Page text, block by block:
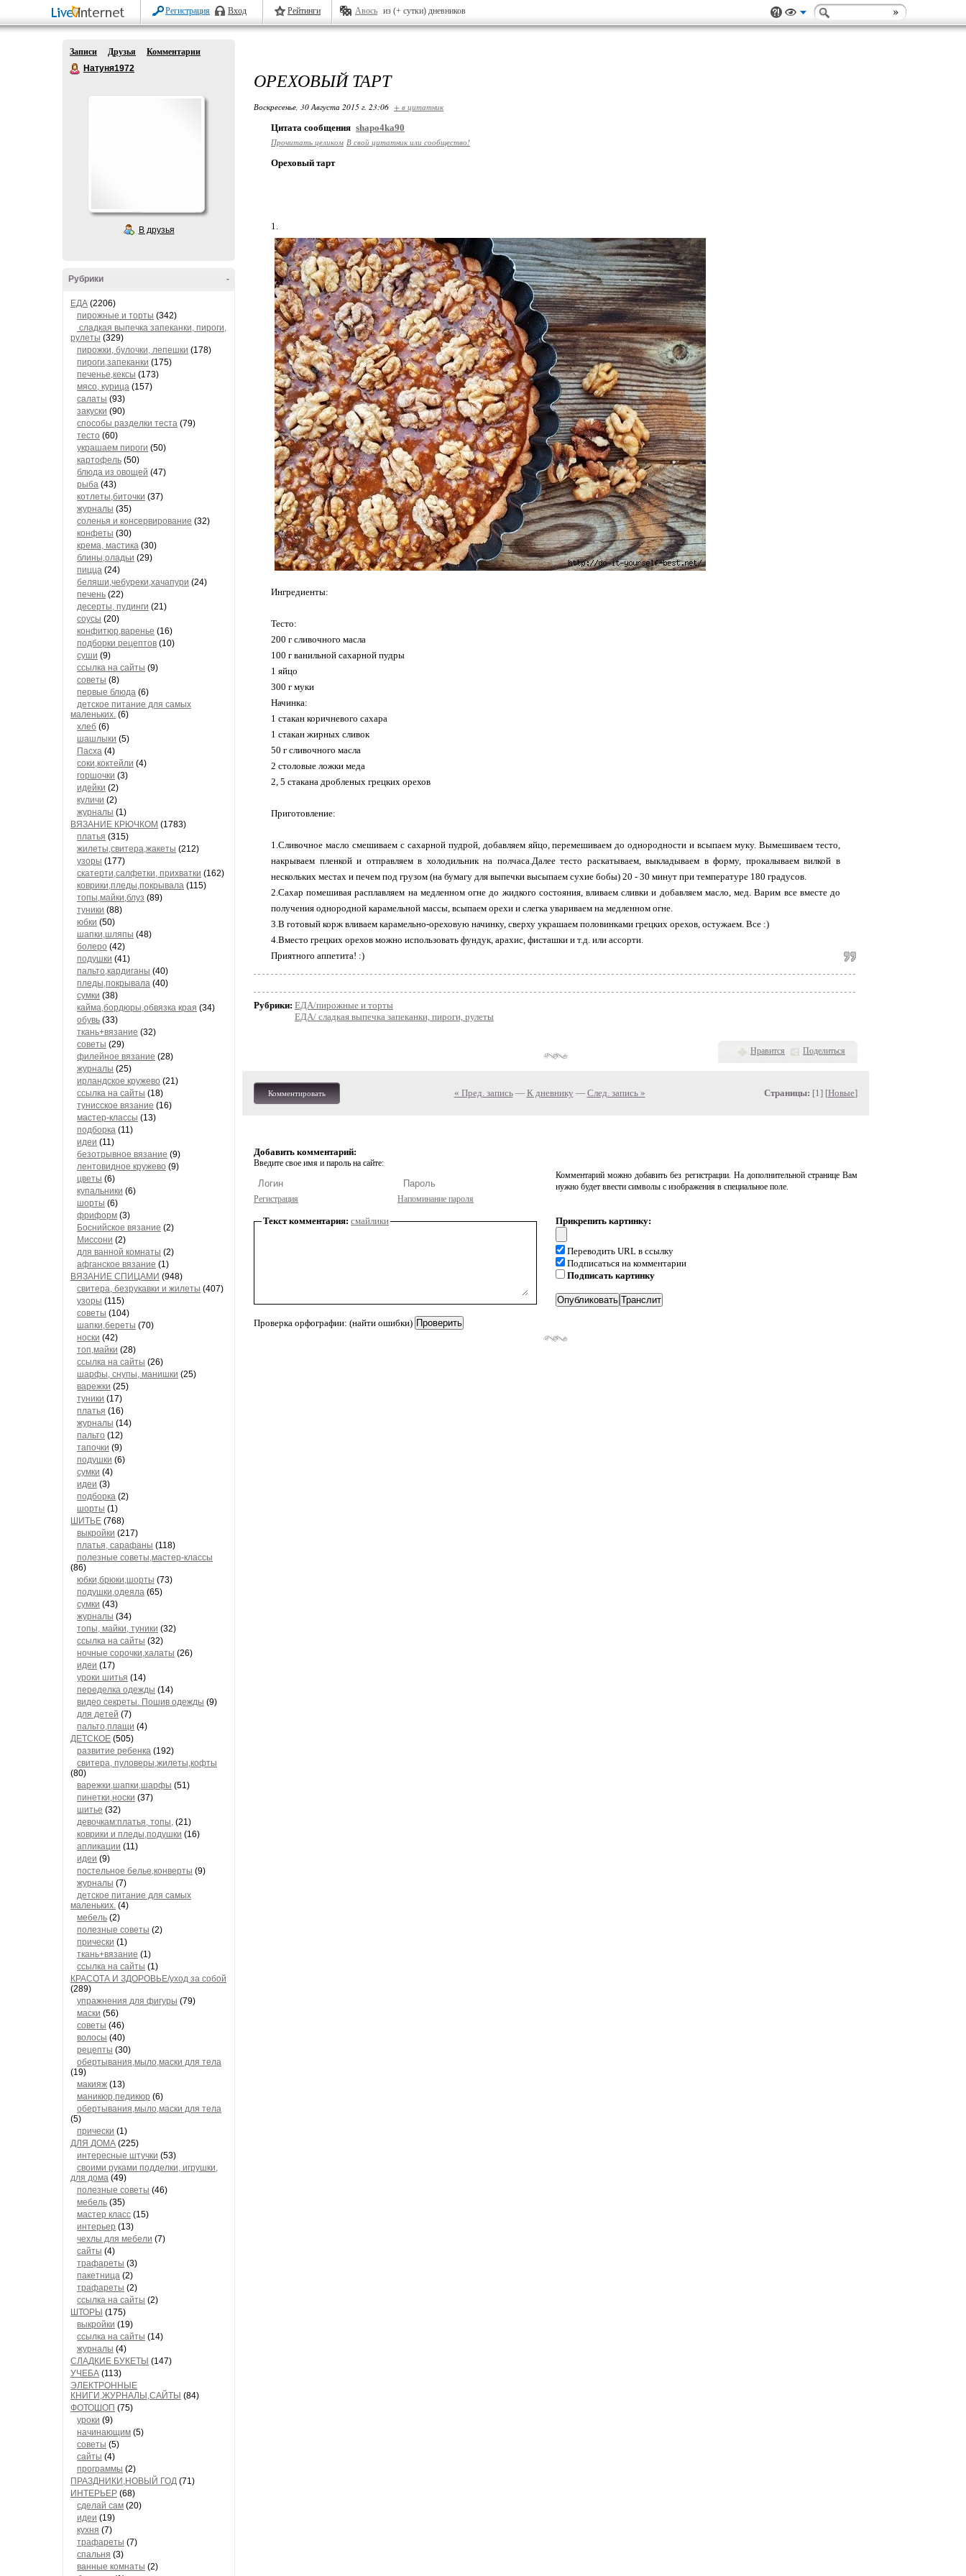
Регистрация Вход Рейтинги Авось из (+ сутки) дневников
Записи Друзья
Комментарии
Натуня1972
В друзья
-
Рубрики
ЕДА (2206)
пирожные и торты (342)
сладкая выпечка запеканки, пироги,
рулеты (329)
пирожки, булочки, лепешки (178)
пироги,запеканки (175)
печенье,кексы (173)
мясо, курица (157)
салаты (93)
закуски (90)
способы разделки теста (79)
тесто (60)
украшаем пироги (50)
картофель (50)
блюда из овощей (47)
рыба (43)
котлеты,биточки (37)
журналы (35)
соленья и консервирование (32)
конфеты (30)
крема, мастика (30)
блины,оладьи (29)
пицца (24)
беляши,чебуреки,хачапури (24)
печень (22)
десерты, пудинги (21)
соусы (20)
конфитюр,варенье (16)
подборки рецептов (10)
суши (9)
ссылка на сайты (9)
советы (8)
первые блюда (6)
детское питание для самых
маленьких. (6)
хлеб (6)
шашлыки (5)
Пасха (4)
соки,коктейли (4)
горшочки (3)
идейки (2)
куличи (2)
журналы (1)
ВЯЗАНИЕ КРЮЧКОМ (1783)
платья (315)
жилеты,свитера,жакеты (212)
узоры (177)
скатерти,салфетки, прихватки (162)
коврики,пледы,покрывала (115)
топы,майки,блуз (89)
туники (88)
юбки (50)
шапки,шляпы (48)
болеро (42)
подушки (41)
пальто,кардиганы (40)
пледы,покрывала (40)
сумки (38)
кайма,бордюры,обвязка края (34)
обувь (33)
ткань+вязание (32)
советы (29)
филейное вязание (28)
журналы (25)
ирландское кружево (21)
ссылка на сайты (18)
тунисское вязание (16)
мастер-классы (13)
подборка (11)
идеи (11)
безотрывное вязание (9)
лентовидное кружево (9)
цветы (6)
купальники (6)
шорты (6)
фриформ (3)
Боснийское вязание (2)
Миссони (2)
для ванной комнаты (2)
афганское вязание (1)
ВЯЗАНИЕ СПИЦАМИ (948)
свитера, безрукавки и жилеты (407)
узоры (115)
советы (104)
шапки,береты (70)
носки (42)
топ,майки (28)
ссылка на сайты (26)
шарфы, снупы, манишки (25)
варежки (25)
туники (17)
платья (16)
журналы (14)
пальто (12)
тапочки (9)
подушки (6)
сумки (4)
идеи (3)
подборка (2)
шорты (1)
ШИТЬЕ (768)
выкройки (217)
платья, сарафаны (118)
полезные советы,мастер-классы
(86)
юбки,брюки,шорты (73)
подушки,одеяла (65)
сумки (43)
журналы (34)
топы, майки, туники (32)
ссылка на сайты (32)
ночные сорочки,халаты (26)
идеи (17)
уроки шитья (14)
переделка одежды (14)
видео секреты. Пошив одежды (9)
для детей (7)
пальто,плащи (4)
ДЕТСКОЕ (505)
развитие ребенка (192)
свитера, пуловеры,жилеты,кофты
(80)
варежки,шапки,шарфы (51)
пинетки,носки (37)
шитье (32)
девочкам:платья, топы, (21)
коврики и пледы,подушки (16)
апликации (11)
идеи (9)
постельное белье,конверты (9)
журналы (7)
детское питание для самых
маленьких. (4)
мебель (2)
полезные советы (2)
прически (1)
ткань+вязание (1)
ссылка на сайты (1)
КРАСОТА И ЗДОРОВЬЕ/уход за собой
(289)
упражнения для фигуры (79)
маски (56)
советы (46)
волосы (40)
рецепты (30)
обертывания,мыло,маски для тела
(19)
макияж (13)
маникюр,педикюр (6)
обертывания,мыло,маски для тела
(5)
прически (1)
ДЛЯ ДОМА (225)
интересные штучки (53)
своими руками подделки, игрушки,
для дома (49)
полезные советы (46)
мебель (35)
мастер класс (15)
интерьер (13)
чехлы для мебели (7)
сайты (4)
трафареты (3)
пакетница (2)
трафареты (2)
ссылка на сайты (2)
ШТОРЫ (175)
выкройки (19)
ссылка на сайты (14)
журналы (4)
СЛАДКИЕ БУКЕТЫ (147)
УЧЕБА (113)
ЭЛЕКТРОННЫЕ
КНИГИ,ЖУРНАЛЫ,САЙТЫ (84)
ФОТОШОП (75)
уроки (9)
начинающим (5)
советы (5)
сайты (4)
программы (2)
ПРАЗДНИКИ,НОВЫЙ ГОД (71)
ИНТЕРЬЕР (68)
сделай сам (20)
идеи (19)
кухня (7)
трафареты (7)
спальня (3)
ванные комнаты (2)
ОРЕХОВЫЙ ТАРТ
Воскресенье, 30 Августа 2015 г. 23:06 + в цитатник
Цитата сообщения shapo4ka90
Прочитать целиком В свой цитатник или сообщество!
Ореховый тарт
1.
Ингредиенты:
Тесто:
200 г сливочного масла
100 г ванильной сахарной пудры
1 яйцо
300 г муки
Начинка:
1 стакан коричневого сахара
1 стакан жирных сливок
50 г сливочного масла
2 столовые ложки меда
2, 5 стакана дробленых грецких орехов
Приготовление:
1.Сливочное масло смешиваем с сахарной пудрой, добавляем яйцо, перемешиваем до однородности и всыпаем муку. Вымешиваем тесто,
накрываем пленкой и отправляем в холодильник на полчаса.Далее тесто раскатываем, выкладываем в форму, прокалываем вилкой в
нескольких местах и печем под грузом (на бумагу для выпечки высыпаем сухие бобы) 20 - 30 минут при температуре 180 градусов.
2.Сахар помешивая расплавляем на медленном огне до жидкого состояния, вливаем сливки и добавляем масло, мед. Варим все вместе до
получения однородной карамельной массы, всыпаем орехи и слегка увариваем на медленном огне.
3.В готовый корж вливаем карамельно-ореховую начинку, сверху украшаем половинками грецких орехов, остужаем. Все :)
4.Вместо грецких орехов можно использовать фундук, арахис, фисташки и т.д. или ассорти.
Приятного аппетита! :)
Рубрики: ЕДА/пирожные и торты
ЕДА/ сладкая выпечка запеканки, пироги, рулеты
Нравится Поделиться
Комментировать « Пред. запись— К дневнику — След. запись » Страницы: [1] [Новые]
Добавить комментарий:
Введите свое имя и пароль на сайте:
Регистрация Напоминание пароля
Комментарий можно добавить без регистрации. На дополнительной странице Вам
нужно будет ввести символы с изображения в специальное поле.
Текст комментария: смайлики
Проверка орфографии: (найти ошибки)
Прикрепить картинку:
Переводить URL в ссылку
Подписаться на комментарии
Подписать картинку